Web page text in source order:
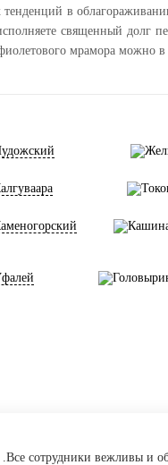
в
священный долг
мрамора
сотрудники вежливы и